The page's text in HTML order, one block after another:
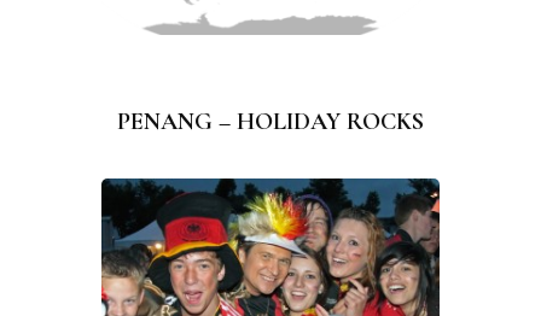
PENANG – HOLIDAY ROCKS